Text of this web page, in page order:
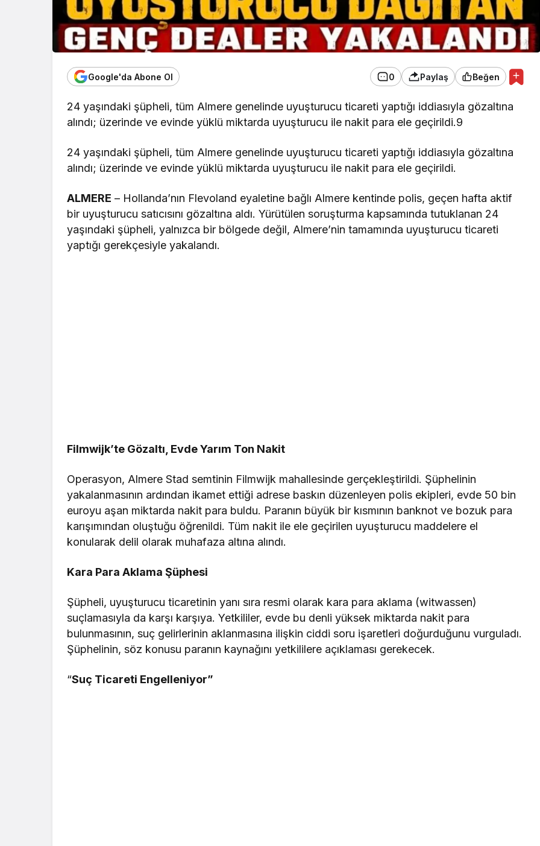
Google'da Abone Ol 0 Paylaş Beğen
24 yaşındaki şüpheli, tüm Almere genelinde uyuşturucu ticareti yaptığı iddiasıyla gözaltına
alındı; üzerinde ve evinde yüklü miktarda uyuşturucu ile nakit para ele geçirildi.9
24 yaşındaki şüpheli, tüm Almere genelinde uyuşturucu ticareti yaptığı iddiasıyla gözaltına
alındı; üzerinde ve evinde yüklü miktarda uyuşturucu ile nakit para ele geçirildi.
ALMERE – Hollanda’nın Flevoland eyaletine bağlı Almere kentinde polis, geçen hafta aktif
bir uyuşturucu satıcısını gözaltına aldı. Yürütülen soruşturma kapsamında tutuklanan 24
yaşındaki şüpheli, yalnızca bir bölgede değil, Almere’nin tamamında uyuşturucu ticareti
yaptığı gerekçesiyle yakalandı.
Filmwijk’te Gözaltı, Evde Yarım Ton Nakit
Operasyon, Almere Stad semtinin Filmwijk mahallesinde gerçekleştirildi. Şüphelinin
yakalanmasının ardından ikamet ettiği adrese baskın düzenleyen polis ekipleri, evde 50 bin
euroyu aşan miktarda nakit para buldu. Paranın büyük bir kısmının banknot ve bozuk para
karışımından oluştuğu öğrenildi. Tüm nakit ile ele geçirilen uyuşturucu maddelere el
konularak delil olarak muhafaza altına alındı.
Kara Para Aklama Şüphesi
Şüpheli, uyuşturucu ticaretinin yanı sıra resmi olarak kara para aklama (witwassen)
suçlamasıyla da karşı karşıya. Yetkililer, evde bu denli yüksek miktarda nakit para
bulunmasının, suç gelirlerinin aklanmasına ilişkin ciddi soru işaretleri doğurduğunu vurguladı.
Şüphelinin, söz konusu paranın kaynağını yetkililere açıklaması gerekecek.
“Suç Ticareti Engelleniyor”